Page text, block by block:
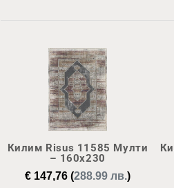
Килим Risus 11585 Мулти
– 160х230
€ 147,76 (288.99 лв.)